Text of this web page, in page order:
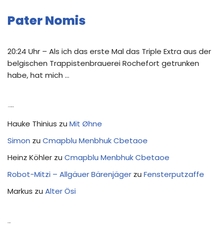
Pater Nomis
20:24 Uhr – Als ich das erste Mal das Triple Extra aus der
belgischen Trappistenbrauerei Rochefort getrunken
habe, hat mich …
Hauke Thinius zu Mit Øhne
Simon zu Cmapblu Menbhuk Cbetaoe
Heinz Köhler zu Cmapblu Menbhuk Cbetaoe
Robot-Mitzi – Allgäuer Bärenjäger zu Fensterputzaffe
Markus zu Alter Ösi